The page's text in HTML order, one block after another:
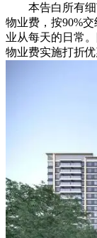
本告白所有细节
物业费，按90%
业从每天的日常
物业费实施打折